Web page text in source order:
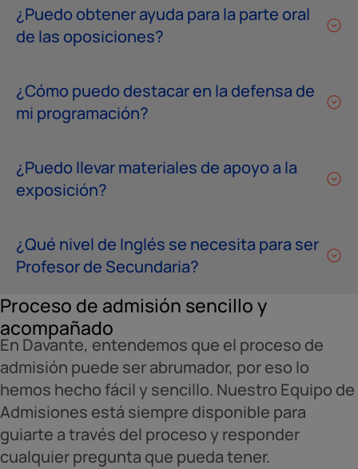
¿Puedo obtener ayuda para la parte oral
de las oposiciones?
¿Cómo puedo destacar en la defensa de
mi programación?
¿Puedo llevar materiales de apoyo a la
exposición?
¿Qué nivel de Inglés se necesita para ser
Profesor de Secundaria?
Proceso de admisión sencillo y
acompañado
En Davante, entendemos que el proceso de
admisión puede ser abrumador, por eso lo
hemos hecho fácil y sencillo. Nuestro Equipo de
Admisiones está siempre disponible para
guiarte a través del proceso y responder
cualquier pregunta que pueda tener.